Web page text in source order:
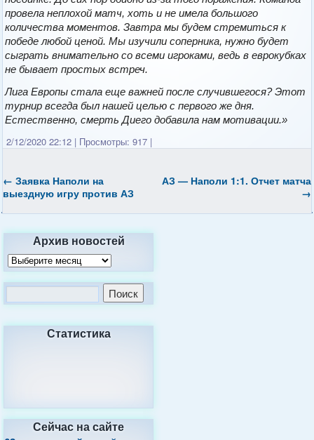
провела неплохой матч, хоть и не имела большого
количества моментов. Завтра мы будем стремиться к
победе любой ценой. Мы изучили соперника, нужно будет
сыграть внимательно со всеми игроками, ведь в еврокубках
не бывает простых встреч.
Лига Европы стала еще важней после случившегося? Этот
турнир всегда был нашей целью с первого же дня.
Естественно, смерть Диего добавила нам мотивации.»
2/12/2020 22:12 | Просмотры: 917 |
← Заявка Наполи на
выездную игру против АЗ
АЗ — Наполи 1:1. Отчет матча
→
Архив новостей
Статистика
Сейчас на сайте